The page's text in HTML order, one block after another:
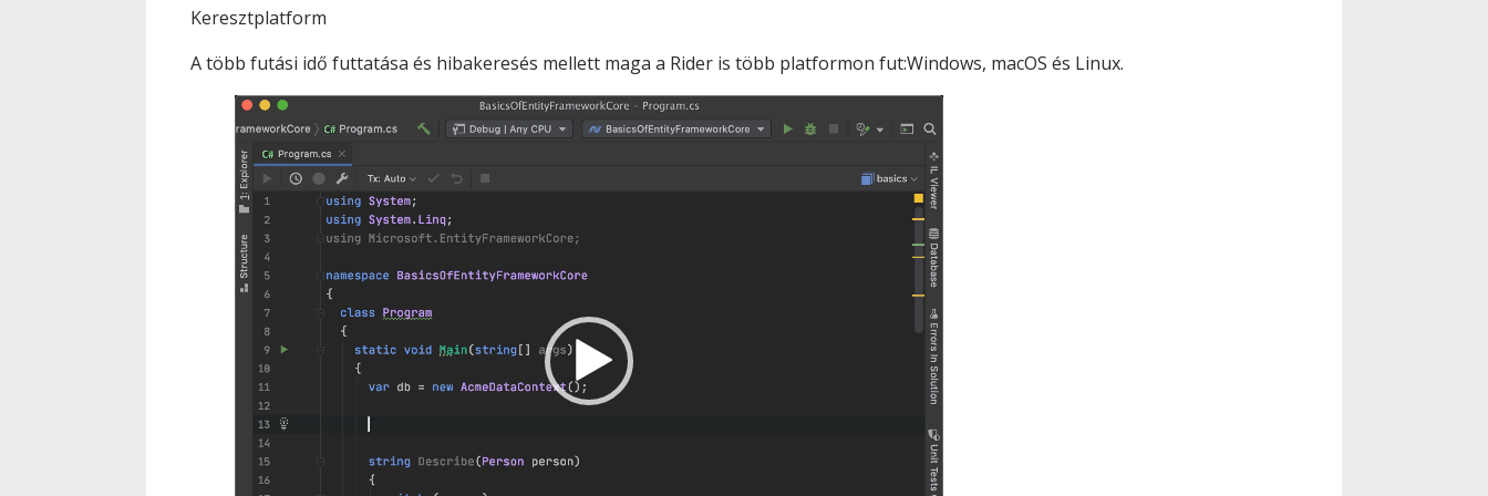
Keresztplatform
A több futási idő futtatása és hibakeresés mellett maga a Rider is több platformon fut:Windows, macOS és Linux.
Videólejátszó